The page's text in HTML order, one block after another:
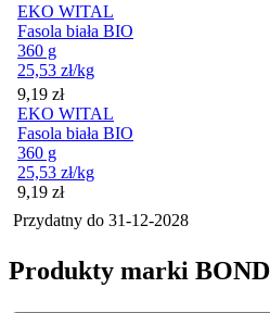
EKO WITAL
Fasola biała BIO
360 g
25,53 zł/kg
Cena
9,19 zł
EKO WITAL
Fasola biała BIO
360 g
25,53 zł/kg
Cena
9,19 zł
Przydatny do 31-12-2028
Produkty marki